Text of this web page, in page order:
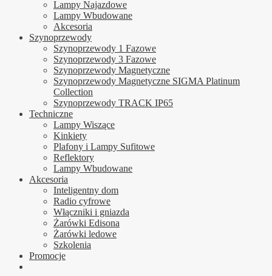
Lampy Najazdowe
Lampy Wbudowane
Akcesoria
Szynoprzewody
Szynoprzewody 1 Fazowe
Szynoprzewody 3 Fazowe
Szynoprzewody Magnetyczne
Szynoprzewody Magnetyczne SIGMA Platinum
Collection
Szynoprzewody TRACK IP65
Techniczne
Lampy Wiszące
Kinkiety
Plafony i Lampy Sufitowe
Reflektory
Lampy Wbudowane
Akcesoria
Inteligentny dom
Radio cyfrowe
Włączniki i gniazda
Żarówki Edisona
Żarówki ledowe
Szkolenia
Promocje